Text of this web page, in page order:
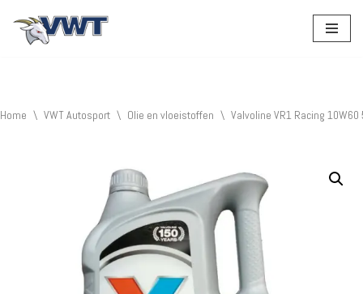
Home \ VWT Autosport \ Olie en vloeistoffen \ Valvoline VR1 Racing 10W60